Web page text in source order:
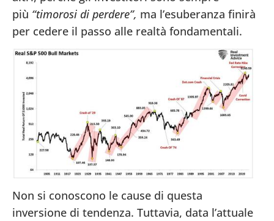
più “timorosi di perdere”, ma l’esuberanza finirà
per cedere il passo alle realtà fondamentali.
Non si conoscono le cause di questa
inversione di tendenza. Tuttavia, data l’attuale